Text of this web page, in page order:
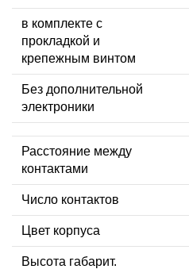
в комплекте с
прокладкой и
крепежным винтом
Без дополнительной
электроники
Расстояние между
контактами
Число контактов
Цвет корпуса
Высота габарит.